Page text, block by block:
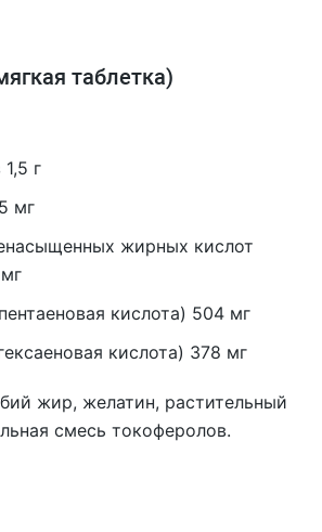
таблетка)
г
мг
жирных кислот
кислота) 504 мг
кислота) 378 мг
жир, желатин, растительный
смесь токоферолов.